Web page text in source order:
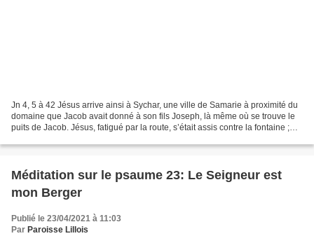
Jn 4, 5 à 42 Jésus arrive ainsi à Sychar, une ville de Samarie à proximité du
domaine que Jacob avait donné à son fils Joseph, là même où se trouve le
puits de Jacob. Jésus, fatigué par la route, s’était assis contre la fontaine ;
Méditation sur le psaume 23: Le Seigneur est
mon Berger
Publié le 23/04/2021 à 11:03
Par Paroisse Lillois